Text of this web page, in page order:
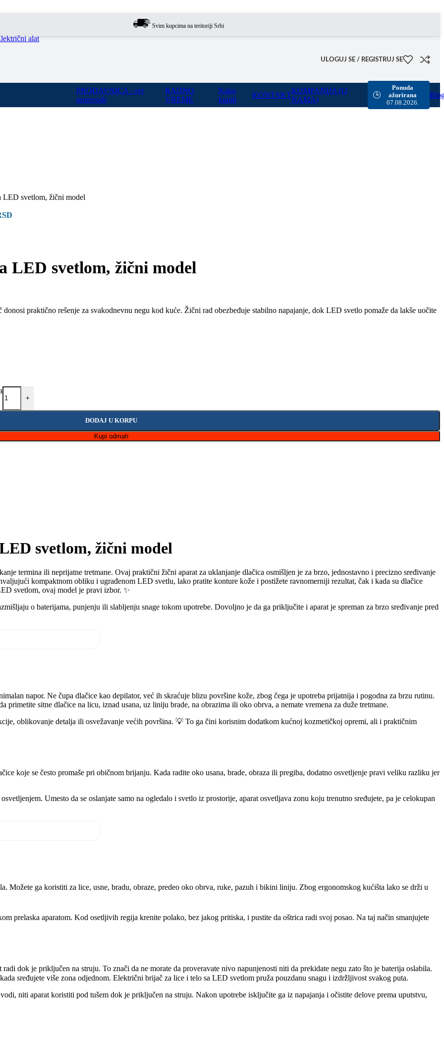
Svim kupcima na teritoriji Srbije omogućili smo besplatnu dostavu za sve porudžbine sa našeg sajta u vrednosti preko 8000 rsd.
ULOGUJ SE / REGISTRUJ SE
alat
PRODAVNICA - svi
proizvodi
RADNO
VREME
Kako
kupiti
KONTAKT
KOMPANIJA (O
NAMA)
🕒
Ponuda
ažurirana
07.08.2026.
LED svetlom, žični model
LED svetlom, žični model
praktično rešenje za svakodnevnu negu kod kuće. Žični rad obezbeđuje stabilno napajanje, dok LED svetlo pomaže da lakše uočite
+
DODAJ U KORPU
Kupi odmah
svetlom, žični model
termina ili neprijatne tretmane. Ovaj praktični žični aparat za uklanjanje dlačica osmišljen je za brzo, jednostavno i precizno sređivanje
kompaktnom obliku i ugrađenom LED svetlu, lako pratite konture kože i postižete ravnomerniji rezultat, čak i kada su dlačice
svetlom, ovaj model je pravi izbor. ✨
o baterijama, punjenju ili slabljenju snage tokom upotrebe. Dovoljno je da ga priključite i aparat je spreman za brzo sređivanje pred
napor. Ne čupa dlačice kao depilator, već ih skraćuje blizu površine kože, zbog čega je upotreba prijatnija i pogodna za brzu rutinu.
sitne dlačice na licu, iznad usana, uz liniju brade, na obrazima ili oko obrva, a nemate vremena za duže tretmane.
oblikovanje detalja ili osvežavanje većih površina. 💡 To ga čini korisnim dodatkom kućnoj kozmetičkoj opremi, ali i praktičnim
koje se često promaše pri običnom brijanju. Kada radite oko usana, brade, obraza ili pregiba, dodatno osvetljenje pravi veliku razliku jer
Umesto da se oslanjate samo na ogledalo i svetlo iz prostorije, aparat osvetljava zonu koju trenutno sređujete, pa je celokupan
Možete ga koristiti za lice, usne, bradu, obraze, predeo oko obrva, ruke, pazuh i bikini liniju. Zbog ergonomskog kućišta lako se drži u
prelaska aparatom. Kod osetljivih regija krenite polako, bez jakog pritiska, i pustite da oštrica radi svoj posao. Na taj način smanjujete
dok je priključen na struju. To znači da ne morate da proveravate nivo napunjenosti niti da prekidate negu zato što je baterija oslabila.
sređujete više zona odjednom. Električni brijač za lice i telo sa LED svetlom pruža pouzdanu snagu i izdržljivost svakog puta.
niti aparat koristiti pod tušem dok je priključen na struju. Nakon upotrebe isključite ga iz napajanja i očistite delove prema uputstvu,